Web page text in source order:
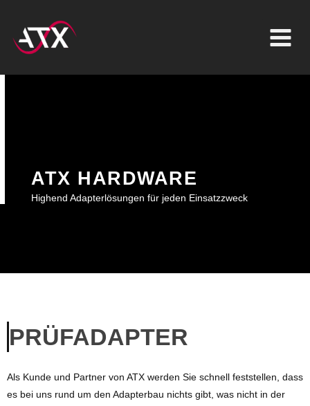
springen
ATX HARDWARE
Highend Adapterlösungen für jeden Einsatzzweck
PRÜFADAPTER
Als Kunde und Partner von ATX werden Sie schnell feststellen, dass
es bei uns rund um den Adapterbau nichts gibt, was nicht in der